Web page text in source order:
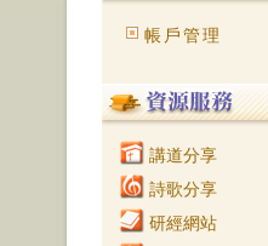
帳戶管理
講道分享
詩歌分享
研經網站